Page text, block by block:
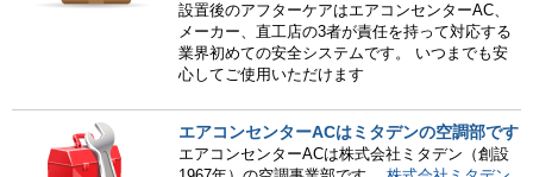
設置後のアフターケアはエアコンセンターAC、
メーカー、直工店の3者が責任を持って対応する
業界初めての安全システムです。 いつまでも安
心してご使用いただけます
エアコンセンターACはミタデンの空調部です
エアコンセンターACは株式会社ミタデン（創設